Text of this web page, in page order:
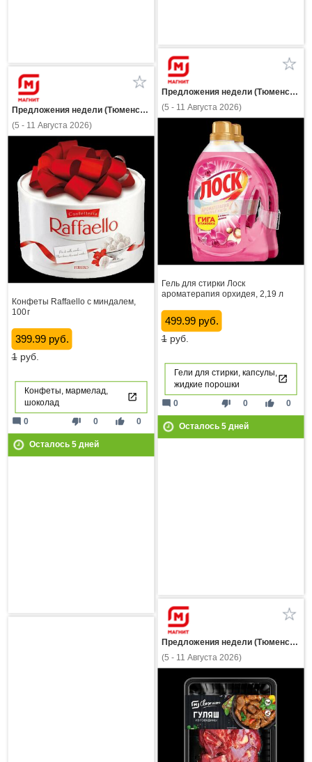
Предложения недели (Тюменская область)
(5 - 11 Августа 2026)
Гель для стирки Лоск
ароматерапия орхидея, 2,19 л
499.99 руб.
1руб.
Гели для стирки, капсулы,
жидкие порошки
thumb_down 0 thumb_up 0
mode_comment 0
Осталось 5дней
Предложения недели (Тюменская область)
(5 - 11 Августа 2026)
Конфеты Raffaello с миндалем,
100 г
399.99 руб.
1руб.
Конфеты, мармелад,
шоколад
thumb_down 0 thumb_up 0
mode_comment 0
Осталось 5дней
Предложения недели (Тюменская область)
(5 - 11 Августа 2026)